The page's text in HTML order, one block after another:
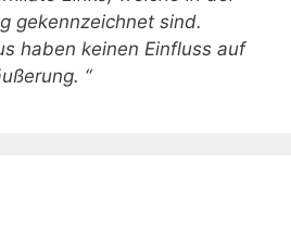
gekennzeichnet sind.
haben keinen Einfluss auf
“